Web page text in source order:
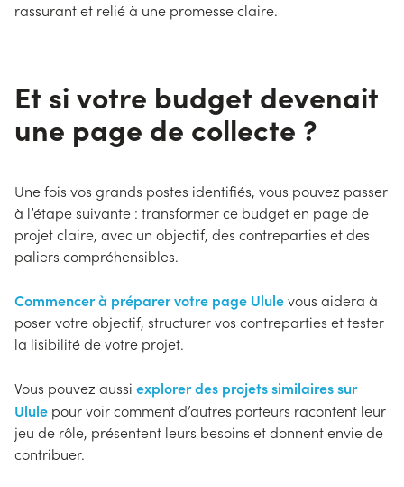
rassurant et relié à une promesse claire.
Et si votre budget devenait
une page de collecte ?
Une fois vos grands postes identifiés, vous pouvez passer
à l’étape suivante : transformer ce budget en page de
projet claire, avec un objectif, des contreparties et des
paliers compréhensibles.
Commencer à préparer votre page Ululevous aidera à
poser votre objectif, structurer vos contreparties et tester
la lisibilité de votre projet.
Vous pouvez aussi explorer des projets similaires sur
Ulule pour voir comment d’autres porteurs racontent leur
jeu de rôle, présentent leurs besoins et donnent envie de
contribuer.